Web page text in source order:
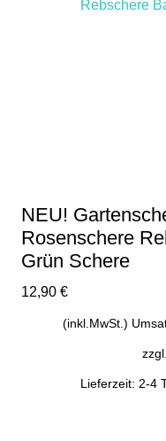
NEU!
Rosenschere
Grün Schere
12,90 €
(inkl.MwSt.)
zzgl.
Lieferzeit: 2-4